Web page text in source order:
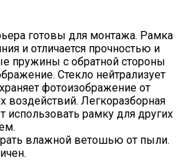
готовы для монтажа. Рамка
и отличается прочностью и
пружины с обратной стороны
Стекло нейтрализует
фотоизображение от
воздействий. Легкоразборная
использовать рамку для других
влажной ветошью от пыли.